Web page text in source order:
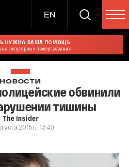
EN
НУЖНА ВАША ПОМОЩЬ
регулярные пожертвования
НОВОСТИ
обвинили
тишины
The Insider
2015 г., 13:40